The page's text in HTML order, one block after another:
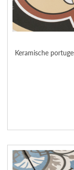
Keramische